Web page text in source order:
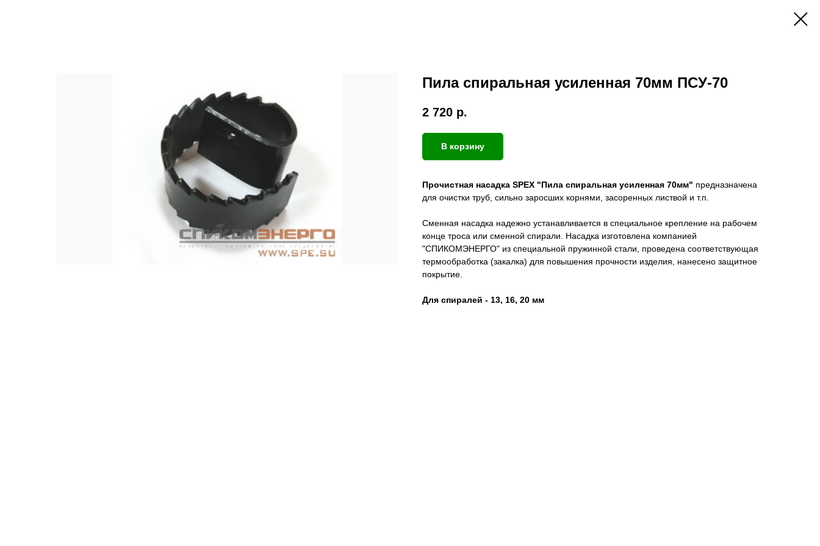
Пила спиральная усиленная 70мм ПСУ-70
2 720 р.
В корзину
Прочистная насадка SPEX "Пила спиральная усиленная 70мм" предназначена
для очистки труб, сильно заросших корнями, засоренных листвой и т.п.
Сменная насадка надежно устанавливается в специальное крепление на рабочем
конце троса или сменной спирали. Насадка изготовлена компанией
"СПИКОМЭНЕРГО" из специальной пружинной стали, проведена соответствующая
термообработка (закалка) для повышения прочности изделия, нанесено защитное
покрытие.
Для спиралей - 13, 16, 20 мм